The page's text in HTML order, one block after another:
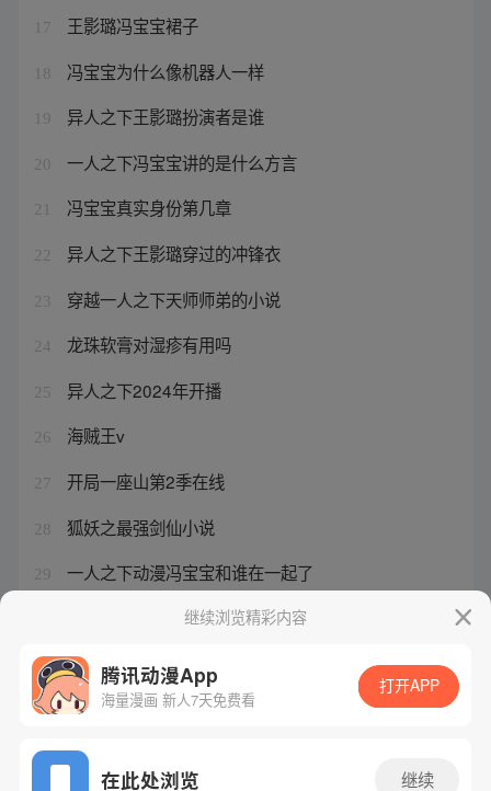
17 王影璐冯宝宝裙子
18 冯宝宝为什么像机器人一样
19 异人之下王影璐扮演者是谁
20 一人之下冯宝宝讲的是什么方言
21 冯宝宝真实身份第几章
22 异人之下王影璐穿过的冲锋衣
23 穿越一人之下天师师弟的小说
24 龙珠软膏对湿疹有用吗
25 异人之下2024年开播
26 海贼王v
27 开局一座山第2季在线
28 狐妖之最强剑仙小说
29 一人之下动漫冯宝宝和谁在一起了
王权富贵对清瞳有感情吗知乎
继续浏览精彩内容
腾讯动漫App
海量漫画 新人7天免费看
打开APP
在此处浏览 继续
网站备案/许可证号：粤B2-20090059-5